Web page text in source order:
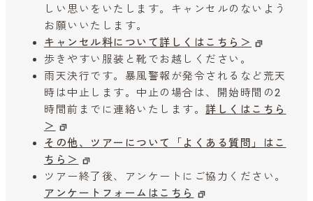
しい思いをいたします。キャンセルのないよう
お願いいたします。
キャンセル料について詳しくはこちら＞
歩きやすい服装と靴でお越しください。
雨天決行です。暴風警報が発令されるなど荒天
時は中止します。中止の場合は、開始時間の2
時間前までに連絡いたします。 詳しくはこちら
＞
その他、ツアーについて「よくある質問」はこ
ちら＞
ツアー終了後、アンケートにご協力ください。
アンケートフォームはこちら